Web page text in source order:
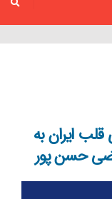
ایران به
حسن پور